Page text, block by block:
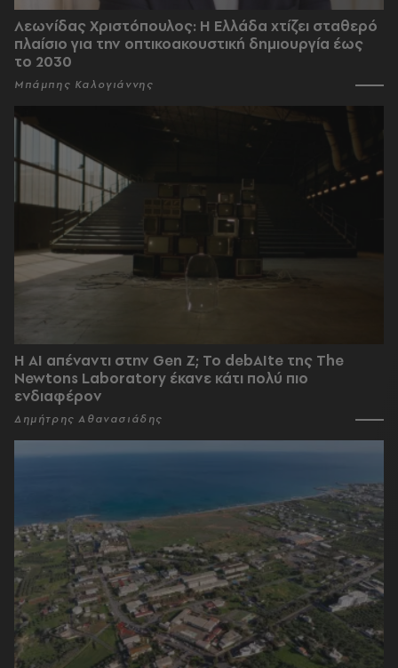
Λεωνίδας Χριστόπουλος: Η Ελλάδα χτίζει σταθερό
πλαίσιο για την οπτικοακουστική δημιουργία έως
το 2030
Μπάμπης Καλογιάννης
Η AI απέναντι στην Gen Z; Το debAIte της The
Newtons Laboratory έκανε κάτι πολύ πιο
ενδιαφέρον
Δημήτρης Αθανασιάδης